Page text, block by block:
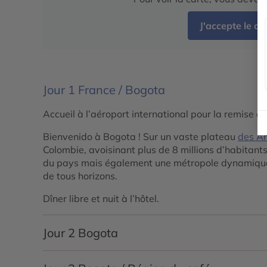
J'accepte le
Jour 1 France / Bogota
Accueil à l’aéroport international pour la remise
Bienvenido à Bogota ! Sur un vaste plateau des
Colombie, avoisinant plus de 8 millions
du pays mais également une métropole
de tous horizons.
Dîner libre et nuit à l’hôtel.
Jour 2 Bogota